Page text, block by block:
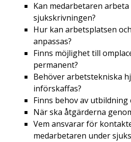
Kan medarbetaren
sjukskrivningen?
Hur kan arbetsplatsen
anpassas?
Finns möjlighet till
permanent?
Behöver arbetstekniska
införskaffas?
Finns behov av
När ska åtgärderna
Vem ansvarar för
medarbetaren under